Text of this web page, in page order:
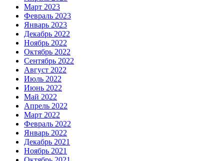
Март 2023
Февраль 2023
Январь 2023
Декабрь 2022
Ноябрь 2022
Октябрь 2022
Сентябрь 2022
Август 2022
Июль 2022
Июнь 2022
Май 2022
Апрель 2022
Март 2022
Февраль 2022
Январь 2022
Декабрь 2021
Ноябрь 2021